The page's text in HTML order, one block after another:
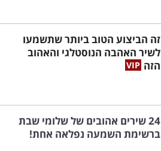
זה הביצוע הטוב ביותר שתשמעו
לשיר האהבה הנוסטלגי והאהוב
הזה
24 שירים אהובים של שלומי שבת
ברשימת השמעה נפלאה אחת!